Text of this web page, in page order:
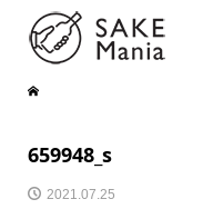
659948_s
2021.07.25